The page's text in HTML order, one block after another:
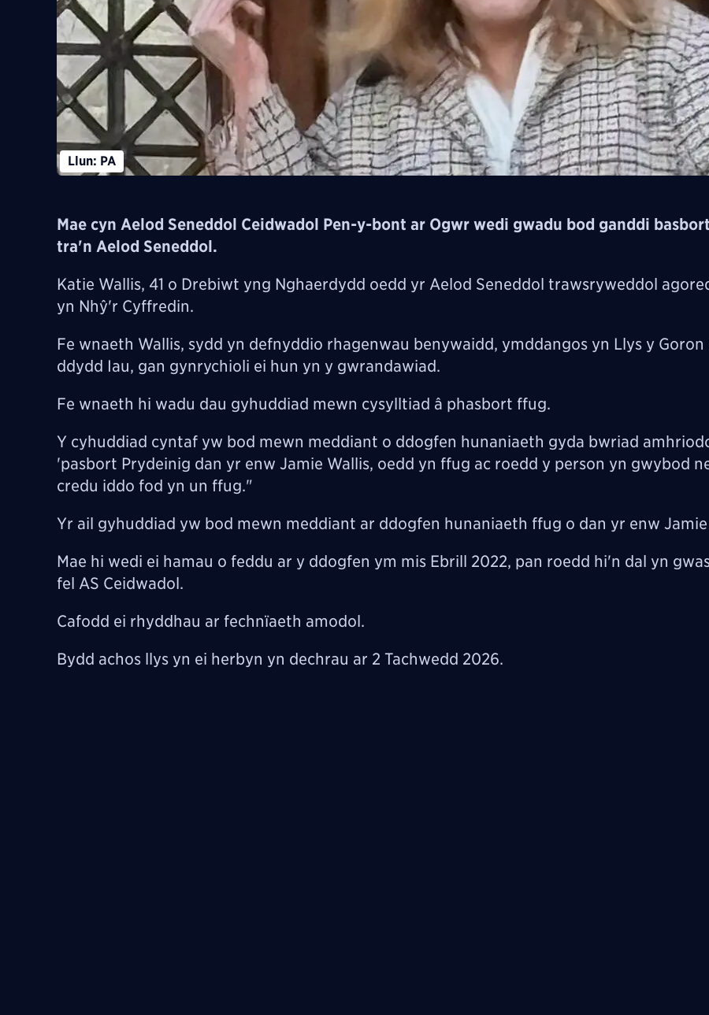
Llun: PA
Mae cyn Aelod Seneddol Ceidwadol Pen-y-bont ar Ogwr wedi gwadu bod ganddi
tra'n Aelod Seneddol.
Katie Wallis, 41 o Drebiwt yng Nghaerdydd oedd yr Aelod Seneddol trawsryweddol
yn Nhŷ'r Cyffredin.
Fe wnaeth Wallis, sydd yn defnyddio rhagenwau benywaidd, ymddangos yn Llys y Goron
ddydd Iau, gan gynrychioli ei hun yn y gwrandawiad.
Fe wnaeth hi wadu dau gyhuddiad mewn cysylltiad â phasbort ffug.
Y cyhuddiad cyntaf yw bod mewn meddiant o ddogfen hunaniaeth gyda bwriad
'pasbort Prydeinig dan yr enw Jamie Wallis, oedd yn ffug ac roedd y person yn gwybod
credu iddo fod yn un ffug."
Yr ail gyhuddiad yw bod mewn meddiant ar ddogfen hunaniaeth ffug o dan yr enw Jamie
Mae hi wedi ei hamau o feddu ar y ddogfen ym mis Ebrill 2022, pan roedd hi'n dal yn
fel AS Ceidwadol.
Cafodd ei rhyddhau ar fechnïaeth amodol.
Bydd achos llys yn ei herbyn yn dechrau ar 2 Tachwedd 2026.